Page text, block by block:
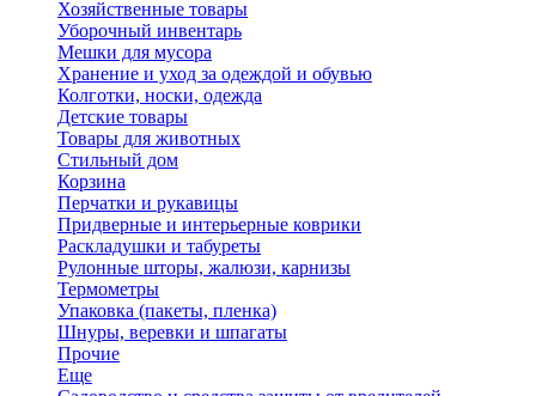
Хозяйственные товары
Уборочный инвентарь
Мешки для мусора
Хранение и уход за одеждой и обувью
Колготки, носки, одежда
Детские товары
Товары для животных
Стильный дом
Корзина
Перчатки и рукавицы
Придверные и интерьерные коврики
Раскладушки и табуреты
Рулонные шторы, жалюзи, карнизы
Термометры
Упаковка (пакеты, пленка)
Шнуры, веревки и шпагаты
Прочие
Еще